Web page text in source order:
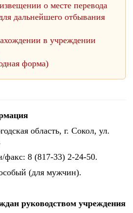
о месте перевода
дальнейшего отбывания
в учреждении
форма)
область, г. Сокол, ул.
факс: 8 (817-33) 2-24-50.
(для мужчин).
руководством учреждения